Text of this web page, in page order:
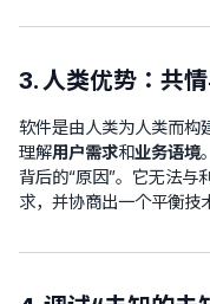
3. 人类优势：共
软件是由人类为人类而构
理解用户需求和业务语境
背后的“原因”。它无法与
求，并协商出一个平衡技